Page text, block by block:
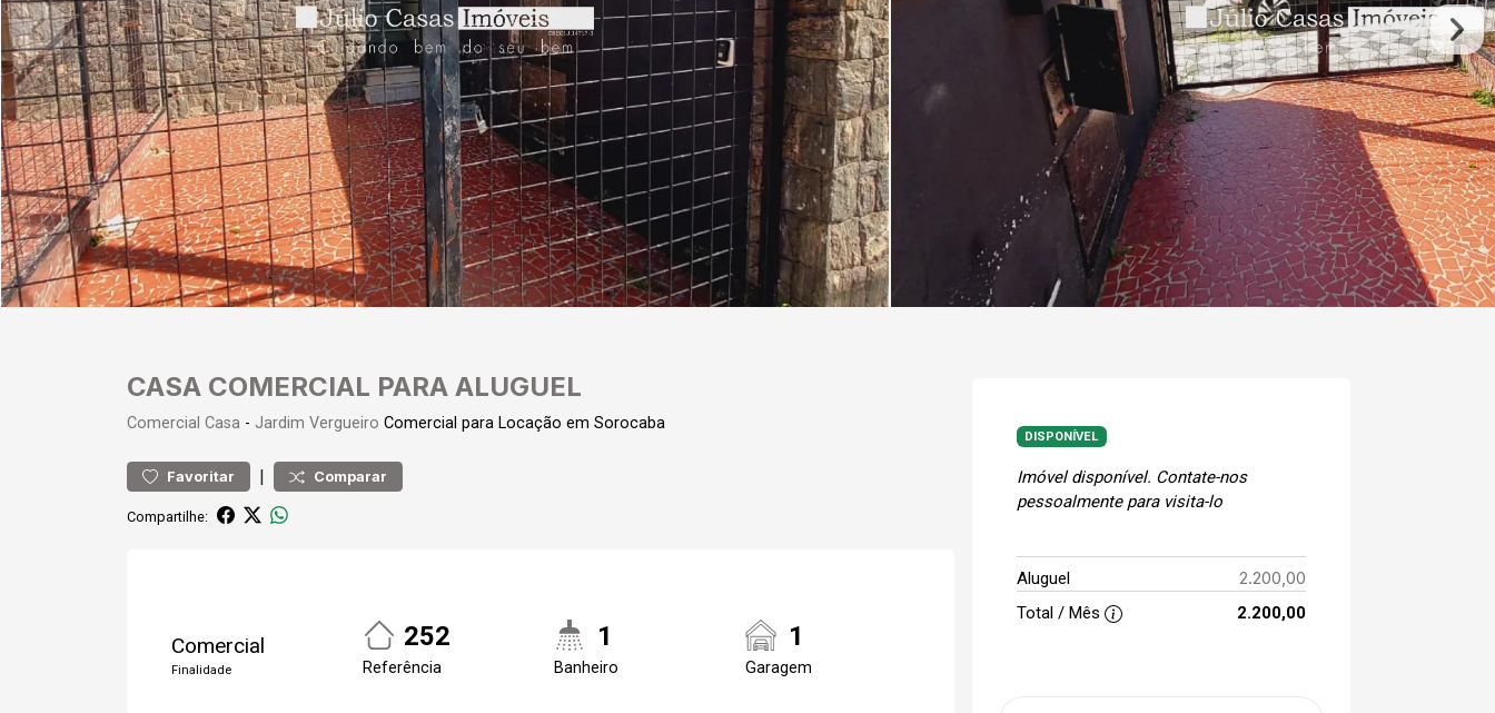
CASA COMERCIAL PARA ALUGUEL
Comercial Casa - Jardim Vergueiro Comercial para Locação em Sorocaba
Favoritar | Comparar
Compartilhe:
Comercial
Finalidade
252
Referência
1
Banheiro
1
Garagem
DISPONÍVEL
Imóvel disponível. Contate-nos
pessoalmente para visita-lo
Aluguel 2.200,00
Total / Mês 2.200,00